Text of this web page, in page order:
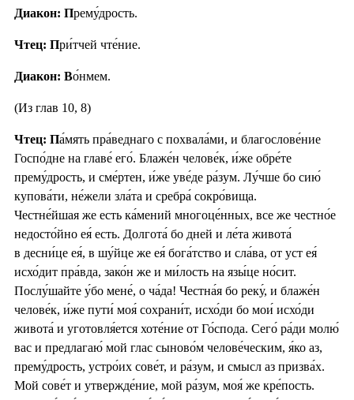
Диакон: Прему́дрость.
Чтец: При́тчей чте́ние.
Диакон: Во́нмем.
(Из глав 10, 8)
Чтец: Па́мять пра́веднаго с похвала́ми, и благослове́ние
Госпо́дне на главе́ его́. Блаже́н челове́к, и́же обре́те
прему́дрость, и сме́ртен, и́же уве́де ра́зум. Лу́чше бо сию́
купова́ти, не́жели зла́та и сребра́ сокро́вища.
Честне́йшая же есть ка́мений многоце́нных, все же честно́е
недосто́йно ея́ есть. Долгота́ бо дней и ле́та живота́
в десни́це ея́, в шу́йце же ея́ бога́тство и сла́ва, от уст ея́
исхо́дит пра́вда, зако́н же и ми́лость на язы́це но́сит.
Послу́шайте у́бо мене́, о ча́да! Честна́я бо реку́, и блаже́н
челове́к, и́же пути́ моя́ сохрани́т, исхо́ди бо мои́ исхо́ди
живота́ и уготовля́ется хоте́ние от Го́спода. Сего́ ра́ди молю́
вас и предлагаю́ мой глас сыново́м челове́ческим, я́ко аз,
прему́дрость, устро́их сове́т, и ра́зум, и смысл аз призва́х.
Мой сове́т и утвержде́ние, мой ра́зум, моя́ же кре́пость.